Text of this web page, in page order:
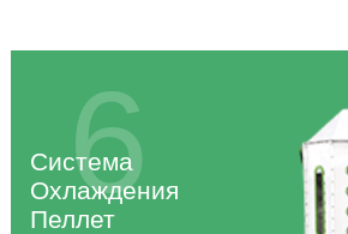
6
Система
Охлаждения
Пеллет